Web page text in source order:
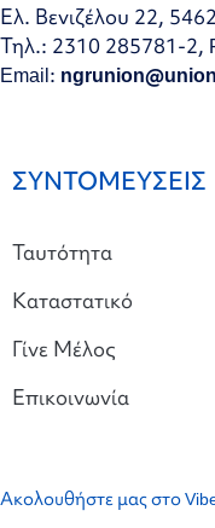
Ελ. Βενιζέλου 22,
Τηλ.: 2310 285781-2,
Email:
ΣΥΝΤΟΜΕΥΣΕΙΣ
Ταυτότητα
Καταστατικό
Γίνε Μέλος
Επικοινωνία
Ακολουθήστε μας στο